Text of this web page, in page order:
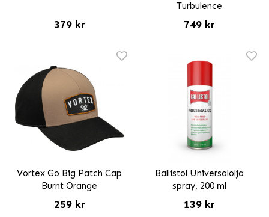
379 kr
Turbulence
749 kr
Vortex Go Big Patch Cap
Burnt Orange
259 kr
Ballistol Universalolja
spray, 200 ml
139 kr